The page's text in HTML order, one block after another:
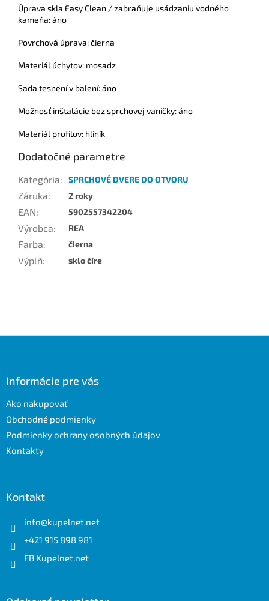
Úprava skla Easy Clean / zabraňuje usádzaniu vodného
kameňa: áno
Povrchová úprava: čierna
Materiál úchytov: mosadz
Sada tesnení v balení: áno
Možnosť inštalácie bez sprchovej vaničky: áno
Materiál profilov: hliník
Dodatočné parametre
Kategória: SPRCHOVÉ DVERE DO OTVORU
Záruka: 2 roky
EAN: 5902557342204
Výrobca: REA
Farba: čierna
Výplň: sklo číre
Informácie pre vás
Ako nakupovať
Obchodné podmienky
Podmienky ochrany osobných údajov
Kontakty
Kontakt
info@kupelnet.net
+421 915 898 981
FB Kupelnet.net